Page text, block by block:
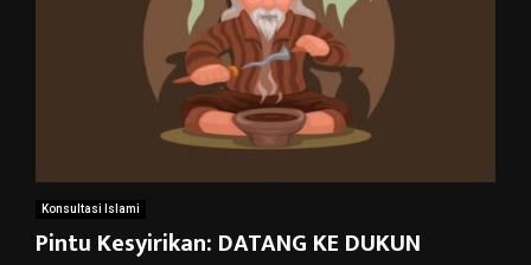
Konsultasi Islami
Pintu Kesyirikan: DATANG KE DUKUN